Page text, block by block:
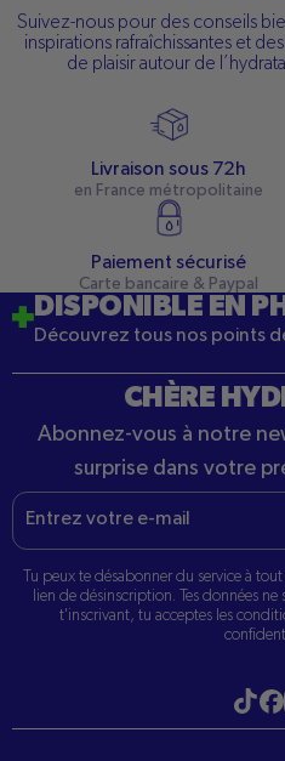
Suivez-nous pour des conseils
inspirations rafraîchissantes et
de plaisir autour de
Livraison sous 72h
en France métropolitaine
Paiement sécurisé
Carte bancaire & Paypal
CHÈRE
Abonnez-vous à notre
surprise dans votre
E-
mail
Tu peux te désabonner du service à
lien de désinscription. Tes données ne
t'inscrivant, tu acceptes les
Visitez
DISPONIBLE EN
Découvrez tous nos points